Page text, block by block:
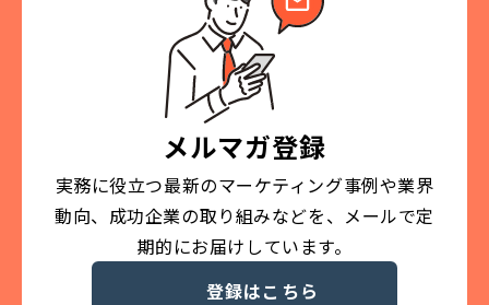
メルマガ登録
実務に役立つ最新のマーケティング事例や業界
動向、成功企業の取り組みなどを、メールで定
期的にお届けしています。
登録はこちら